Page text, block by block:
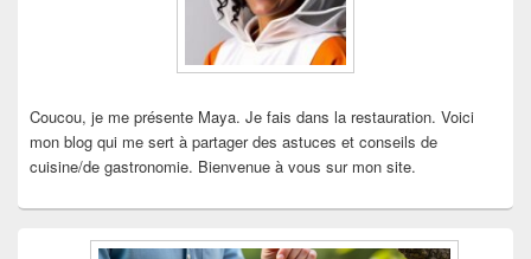
Coucou, je me présente Maya. Je fais dans la restauration. Voici
mon blog qui me sert à partager des astuces et conseils de
cuisine/de gastronomie. Bienvenue à vous sur mon site.